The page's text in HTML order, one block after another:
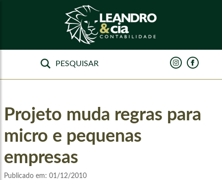
Projeto muda regras para
micro e pequenas
empresas
Publicado em: 01/12/2010